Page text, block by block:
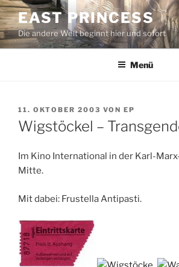
Zum
Inhalt
springen
EAST PRINCESS
Die andere Welt beginnt hier und sofort
Menü
VERÖFFENTLICHT
AM
11. OKTOBER 2003 VON EP
Wigstöckel –
Im Kino International in der Karl-
Mitte.
Mit dabei: Frustella Antipasti.